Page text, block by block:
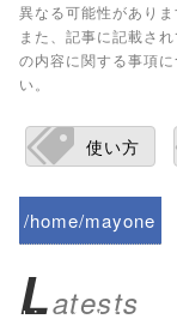
異なる可能性がありま
また、記事に記載さ
の内容に関する事項
い。
使い方
/home/mayone
biz.jp/public_ht
Latests